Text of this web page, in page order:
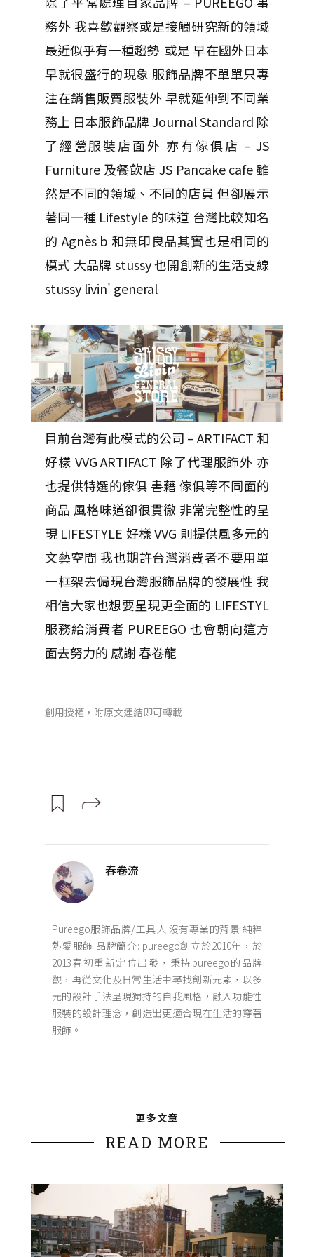
務外 我喜歡觀察或是接觸研究新的領域
最近似乎有一種趨勢 或是 早在國外日本
早就很盛行的現象 服飾品牌不單單只專
注在銷售販賣服裝外 早就延伸到不同業
務上 日本服飾品牌 Journal Standard 除
了經營服裝店面外 亦有傢俱店 – JS
Furniture 及餐飲店 JS Pancake cafe 雖
然是不同的領域、不同的店員 但卻展示
著同一種 Lifestyle 的味道 台灣比較知名
的 Agnès b 和無印良品其實也是相同的
模式 大品牌 stussy 也開創新的生活支線
stussy livin' general
目前台灣有此模式的公司 – ARTIFACT 和
好樣 VVG ARTIFACT 除了代理服飾外 亦
也提供特選的傢俱 書藉 傢俱等不同面的
商品 風格味道卻很貫徹 非常完整性的呈
現 LIFESTYLE 好樣 VVG 則提供風多元的
文藝空間 我也期許台灣消費者不要用單
一框架去侷現台灣服飾品牌的發展性 我
相信大家也想要呈現更全面的 LIFESTYL
服務給消費者 PUREEGO 也會朝向這方
面去努力的 感謝 春卷龍
創用授權，附原文連結即可轉載
春卷流
Pureego服飾品牌/工具人 沒有專業的背景 純粹
熱愛服飾 品牌簡介: pureego創立於2010年，於
2013春初重新定位出發，秉持pureego的品牌
觀，再從文化及日常生活中尋找創新元素，以多
元的設計手法呈現獨持的自我風格，融入功能性
服裝的設計理念，創造出更適合現在生活的穿著
服飾。
更多文章
READ MORE